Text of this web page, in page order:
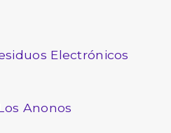
Electrónicos
Anonos